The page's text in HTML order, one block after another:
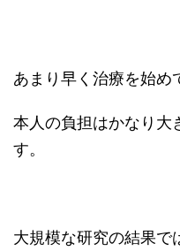
あまり早く治療を始め
本人の負担はかなり大
す。
大規模な研究の結果で